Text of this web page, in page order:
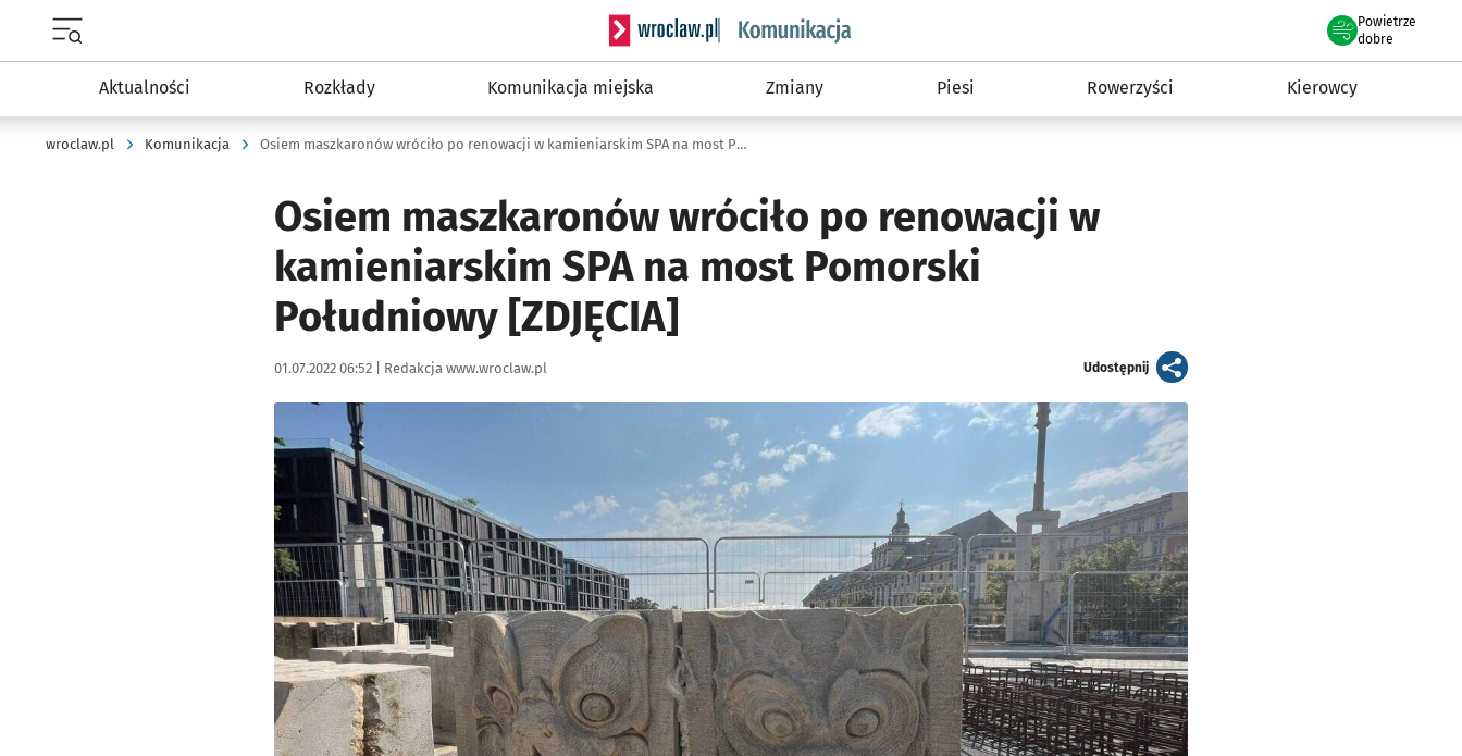
Serwis informacyjny wroclaw.pl podserwis: Komunikacja
Powietrze
we Wrocławiu
dobre
Aktualności Rozkłady Komunikacja miejska Zmiany Piesi Rowerzyści Kierowcy
wroclaw.pl Komunikacja Osiem maszkaronów wróciło po renowacji w kamieniarskim SPA na most Pomorski Południowy [ZDJĘCIA]
Osiem maszkaronów wróciło po renowacji w
kamieniarskim SPA na most Pomorski
Południowy [ZDJĘCIA]
Data publikacji:
01.07.2022 06:52 | Autor:
Redakcja www.wroclaw.pl Udostępnijartykuł
Kliknij, aby zobaczyć galerię